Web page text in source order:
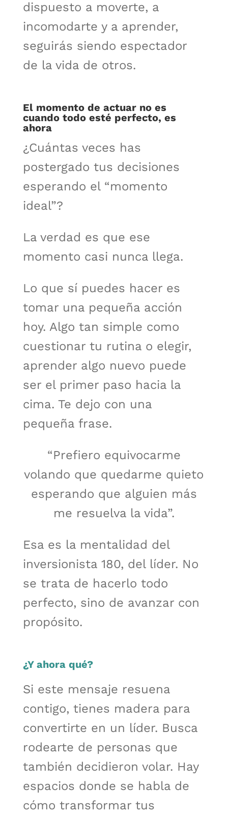
dispuesto a moverte, a
incomodarte y a aprender,
seguirás siendo espectador
de la vida de otros.
El momento de actuar no es
cuando todo esté perfecto, es
ahora
¿Cuántas veces has
postergado tus decisiones
esperando el “momento
ideal”?
La verdad es que ese
momento casi nunca llega.
Lo que sí puedes hacer es
tomar una pequeña acción
hoy. Algo tan simple como
cuestionar tu rutina o elegir,
aprender algo nuevo puede
ser el primer paso hacia la
cima. Te dejo con una
pequeña frase.
“Prefiero equivocarme
volando que quedarme quieto
esperando que alguien más
me resuelva la vida”.
Esa es la mentalidad del
inversionista 180, del líder. No
se trata de hacerlo todo
perfecto, sino de avanzar con
propósito.
¿Y ahora qué?
Si este mensaje resuena
contigo, tienes madera para
convertirte en un líder. Busca
rodearte de personas que
también decidieron volar. Hay
espacios donde se habla de
cómo transformar tus